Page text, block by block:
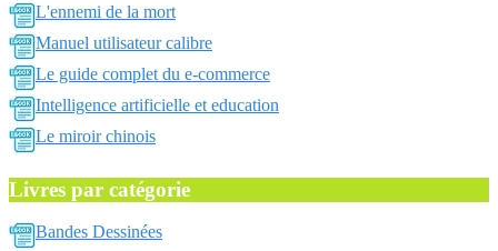
L'ennemi de la mort
Manuel utilisateur calibre
Le guide complet du e-commerce
Intelligence artificielle et education
Le miroir chinois
Livres par catégorie
Bandes Dessinées